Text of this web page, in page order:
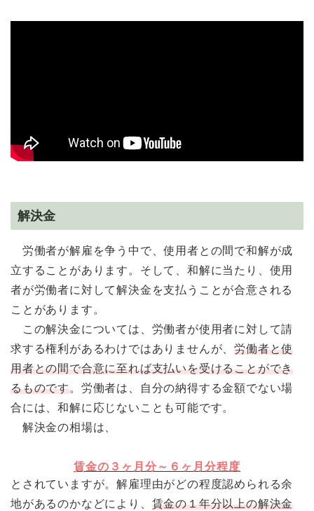
解決金
労働者が解雇を争う中で、使用者との間で和解が成
立することがあります。そして、和解に当たり、使用
者が労働者に対して解決金を支払うことが合意される
ことがあります。
この解決金については、労働者が使用者に対して請
求する権利があるわけではありませんが、労働者と使
用者との間で合意に至れば支払いを受けることができ
るものです。労働者は、自分の納得する金額でない場
合には、和解に応じないことも可能です。
解決金の相場は、
賃金の３ヶ月分～６ヶ月分程度
とされていますが。解雇理由がどの程度認められる余
地があるのかなどにより、 賃金の１年分以上の解決金